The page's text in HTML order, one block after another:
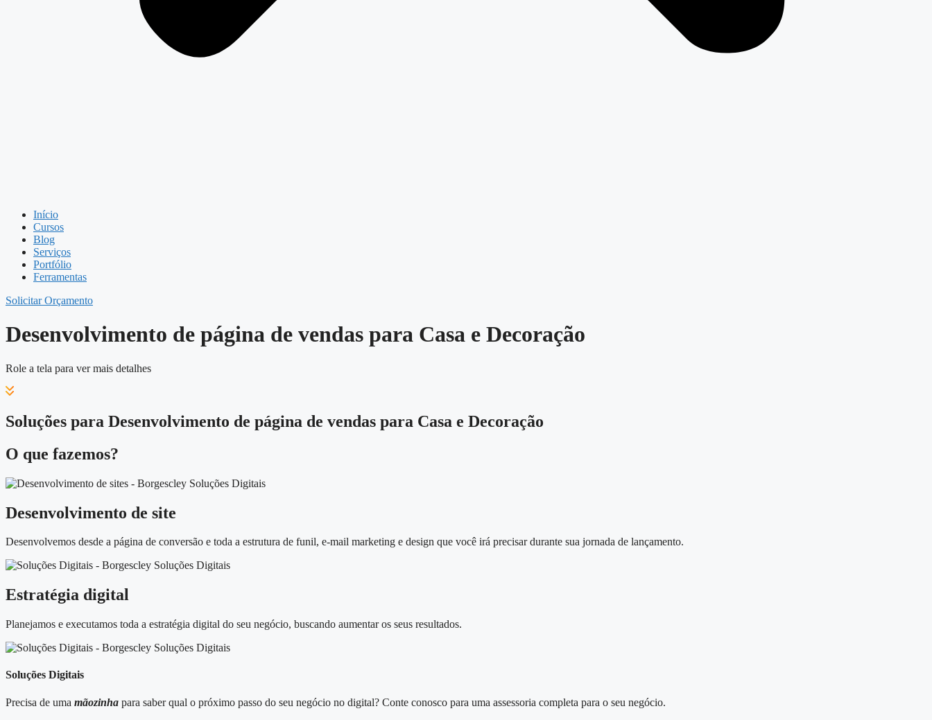
Início
Cursos
Blog
Serviços
Portfólio
Ferramentas
Solicitar Orçamento
Desenvolvimento de página de vendas para Casa e Decoração
Role a tela para ver mais detalhes
Soluções para Desenvolvimento de página de vendas para Casa e Decoração
O que fazemos?
Desenvolvimento de site
Desenvolvemos desde a página de conversão e toda a estrutura de funil, e-mail marketing e design que você irá precisar durante sua jornada de lançamento.
Estratégia digital
Planejamos e executamos toda a estratégia digital do seu negócio, buscando aumentar os seus resultados.​
Soluções Digitais
Precisa de uma mãozinha para saber qual o próximo passo do seu negócio no digital? Conte conosco para uma assessoria completa para o seu negócio.